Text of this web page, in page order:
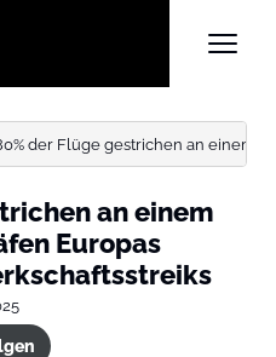
der Flüge gestrichen an einem
an einem
Europas